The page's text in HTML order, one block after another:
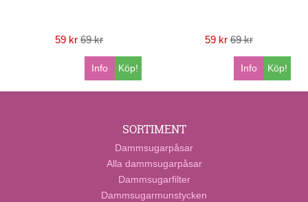
59 kr 69 kr
Köp!
Info
59 kr 69 kr
Köp!
Info
SORTIMENT
Dammsugarpåsar
Alla dammsugarpåsar
Dammsugarfilter
Dammsugarmunstycken